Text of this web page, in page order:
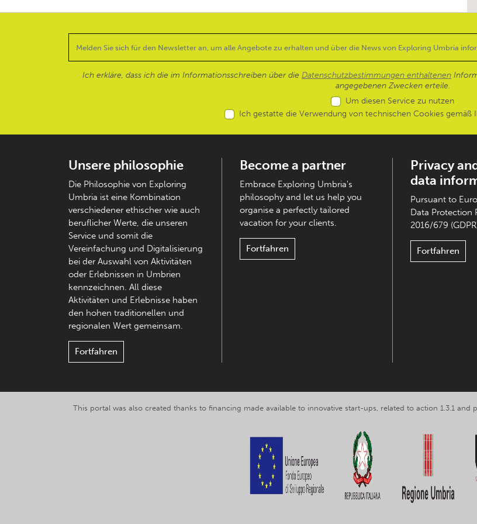
Ich erkläre, dass ich die im Informationsschreiben über die Datenschutzbestimmungen enthaltenen
angegebenen Zwecken erteile.
Um diesen Service zu nutzen
Ich gestatte die Verwendung von technischen Cookies gemäß
Unsere philosophie
Die Philosophie von Exploring
Umbria ist eine Kombination
verschiedener ethischer wie auch
beruflicher Werte, die unseren
Service und somit die
Vereinfachung und Digitalisierung
bei der Auswahl von Aktivitäten
oder Erlebnissen in Umbrien
kennzeichnen. All diese
Aktivitäten und Erlebnisse haben
den hohen traditionellen und
regionalen Wert gemeinsam.
Fortfahren
Become a partner
Embrace Exploring Umbria's
philosophy and let us help you
organise a perfectly tailored
vacation for your clients.
Fortfahren
Privacy
data
Pursuant to
Data Protection
2016/679
Fortfahren
This portal was also created thanks to financing made available to innovative start-ups, related to action 1.3.1